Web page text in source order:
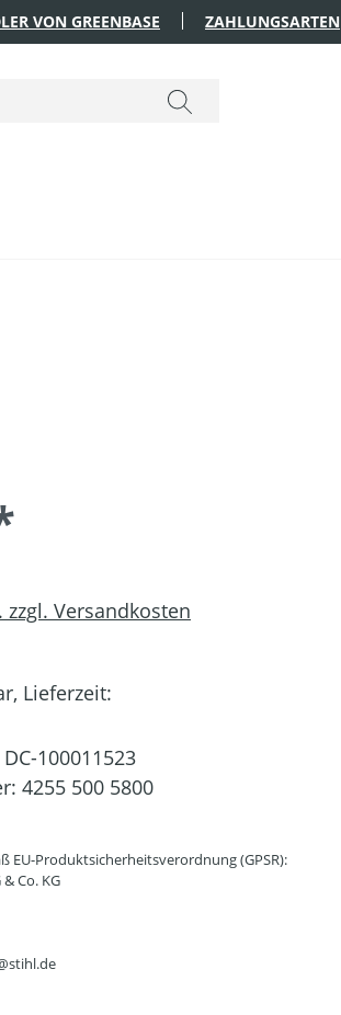
VON GREENBASE ZAHLUNGSARTEN
Versandkosten
Lieferzeit:
DC-100011523
4255 500 5800
EU-Produktsicherheitsverordnung (GPSR):
Co. KG